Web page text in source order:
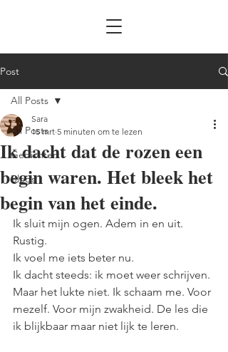
Post
All Posts
Gedichten
Blogs
All Posts
Ik dacht dat de rozen een
begin waren. Het bleek het
begin van het einde.
Sara
15 mrt 5 minuten om te lezen
Ik sluit mijn ogen. Adem in en uit.
Rustig.
Ik voel me iets beter nu.
Ik dacht steeds: ik moet weer schrijven.
Maar het lukte niet. Ik schaam me. Voor
mezelf. Voor mijn zwakheid. De les die
ik blijkbaar maar niet lijk te leren.